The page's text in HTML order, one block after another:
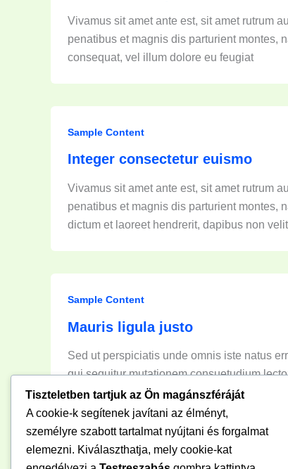
Vivamus sit amet ante est, sit amet rutrum
penatibus et magnis dis parturient montes,
consequat, vel illum dolore eu feugiat
Sample Content
Integer consectetur euismo
Vivamus sit amet ante est, sit amet rutrum
penatibus et magnis dis parturient montes,
dictum et laoreet hendrerit, dapibus non
Sample Content
Mauris ligula justo
Sed ut perspiciatis unde omnis iste natus
qui sequitur mutationem consuetudium
Claritas est etiam processus dynamicus,
Tiszteletben tartjuk az Ön magánszféráját
A cookie-k segítenek javítani az élményt,
személyre szabott tartalmat nyújtani és forgalmat
elemezni. Kiválaszthatja, mely cookie-kat